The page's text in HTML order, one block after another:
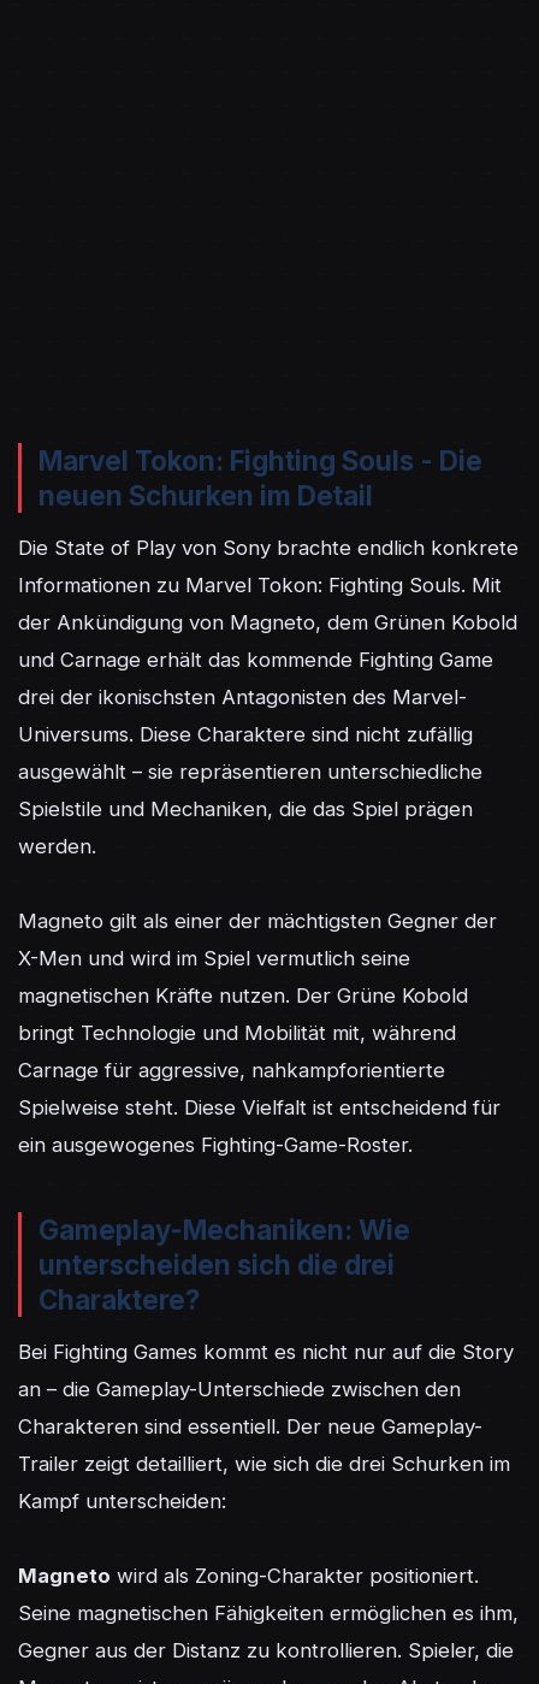
Marvel Tokon: Fighting Souls - Die
neuen Schurken im Detail
Die State of Play von Sony brachte endlich konkrete
Informationen zu Marvel Tokon: Fighting Souls. Mit
der Ankündigung von Magneto, dem Grünen Kobold
und Carnage erhält das kommende Fighting Game
drei der ikonischsten Antagonisten des Marvel-
Universums. Diese Charaktere sind nicht zufällig
ausgewählt – sie repräsentieren unterschiedliche
Spielstile und Mechaniken, die das Spiel prägen
werden.
Magneto gilt als einer der mächtigsten Gegner der
X-Men und wird im Spiel vermutlich seine
magnetischen Kräfte nutzen. Der Grüne Kobold
bringt Technologie und Mobilität mit, während
Carnage für aggressive, nahkampforientierte
Spielweise steht. Diese Vielfalt ist entscheidend für
ein ausgewogenes Fighting-Game-Roster.
Gameplay-Mechaniken: Wie
unterscheiden sich die drei
Charaktere?
Bei Fighting Games kommt es nicht nur auf die Story
an – die Gameplay-Unterschiede zwischen den
Charakteren sind essentiell. Der neue Gameplay-
Trailer zeigt detailliert, wie sich die drei Schurken im
Kampf unterscheiden:
Magneto wird als Zoning-Charakter positioniert.
Seine magnetischen Fähigkeiten ermöglichen es ihm,
Gegner aus der Distanz zu kontrollieren. Spieler, die